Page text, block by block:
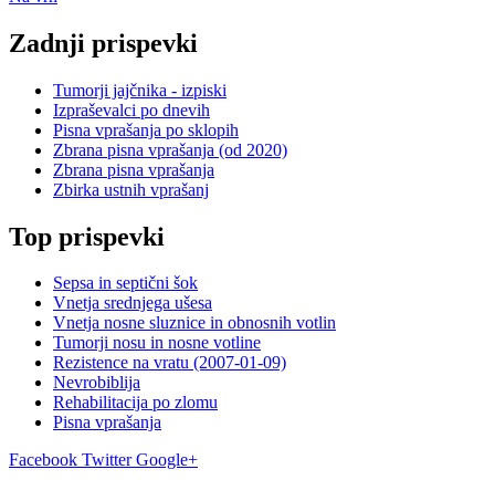
Zadnji prispevki
Tumorji jajčnika - izpiski
Izpraševalci po dnevih
Pisna vprašanja po sklopih
Zbrana pisna vprašanja (od 2020)
Zbrana pisna vprašanja
Zbirka ustnih vprašanj
Top prispevki
Sepsa in septični šok
Vnetja srednjega ušesa
Vnetja nosne sluznice in obnosnih votlin
Tumorji nosu in nosne votline
Rezistence na vratu (2007-01-09)
Nevrobiblija
Rehabilitacija po zlomu
Pisna vprašanja
Facebook Twitter Google+